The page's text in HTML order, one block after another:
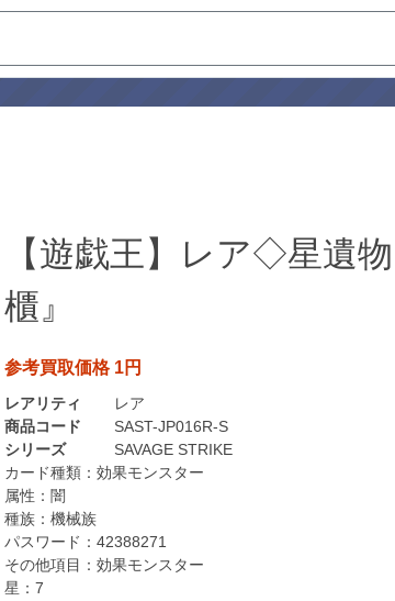
【遊戯王】レア◇星遺
櫃』
参考買取価格 1円
レアリティ
レア
商品コード
SAST-JP016R-S
シリーズ
SAVAGE STRIKE
カード種類： 効果モンスター
属性： 闇
種族： 機械族
パスワード： 42388271
その他項目： 効果モンスター
星： 7